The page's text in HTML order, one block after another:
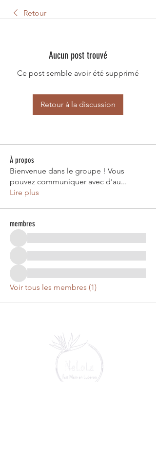
Retour
Aucun post trouvé
Ce post semble avoir été supprimé
Retour à la discussion
À propos
Bienvenue dans le groupe ! Vous
pouvez communiquer avec d'au...
Lire plus
membres
Voir tous les membres (1)